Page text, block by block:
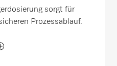
sorgt für
Prozessablauf.